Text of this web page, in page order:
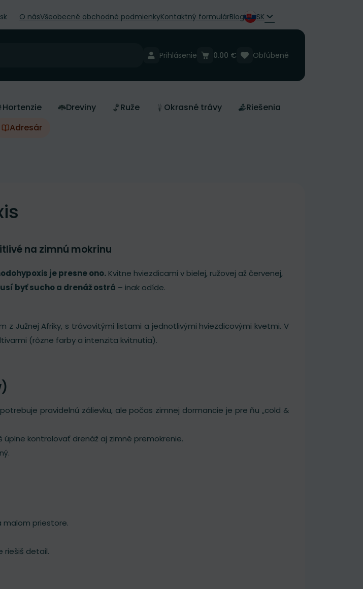
O násVšeobecné obchodné podmienkyKontaktný formulárBlog SK
Prihlásenie Obľúbené
0.00 €
Hortenzie Dreviny Ruže Okrasné trávy
Riešenia
Adresár
na zimnú mokrinu
je presne ono. Kvitne hviezdicami v bielej, ružovej až červenej,
byť sucho a drenáž ostrá – inak odíde.
z Južnej Afriky, s trávovitými listami a jednotlivými hviezdicovými kvetmi. V
(rôzne farby a intenzita kvitnutia).
pravidelnú zálievku, ale počas zimnej dormancie je pre ňu „cold &
úplne kontrolovať drenáž aj zimné premokrenie.
malom priestore.
riešiš detail.